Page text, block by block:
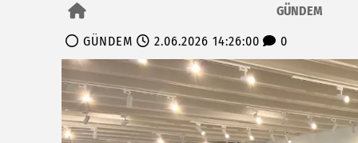
GÜNDEM
GÜNDEM
2.06.2026 14:26:00 0